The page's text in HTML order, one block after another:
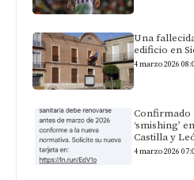
Una
edificio en
4 marzo 2026
Confirmado
‘smishing’
Castilla y
4 marzo 2026